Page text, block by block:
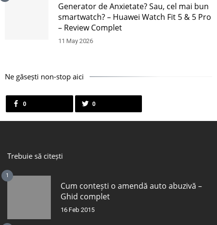
Generator de Anxietate? Sau, cel mai bun
smartwatch? – Huawei Watch Fit 5 & 5 Pro
– Review Complet
11 May 2026
Ne găsești non-stop aici
0 0
Trebuie să citești
1
Cum contești o amendă auto abuzivă –
Ghid complet
16 Feb 2015